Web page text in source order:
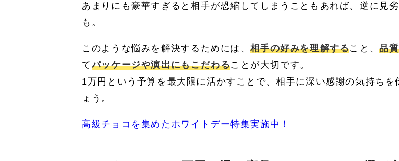
あまりにも豪華すぎると相手が恐縮してしまうこともあれば、逆に見
も。
このような悩みを解決するためには、相手の好みを理解すること、品
てパッケージや演出にもこだわることが大切です。
1万円という予算を最大限に活かすことで、相手に深い感謝の気持ち
ょう。
高級チョコを集めたホワイトデー特集実施中！